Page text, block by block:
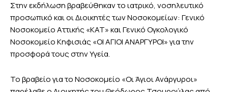
Στην εκδήλωση βραβεύθηκαν το ιατρικό, νοσηλευτικό
προσωπικό και οι Διοικητές των Νοσοκομείων: Γενικό
Νοσοκομείο Αττικής «ΚΑΤ» και Γενικό Ογκολογικό
Νοσοκομείο Κηφισιάς «ΟΙ ΑΓΙΟΙ ΑΝΑΡΓΥΡΟΙ» για την
προσφορά τους στην Υγεία.
Το βραβείο για το Νοσοκομείο «Οι Άγιοι Ανάργυροι»